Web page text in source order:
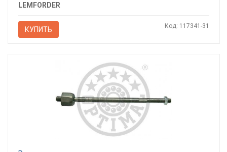
LEMFORDER
КУПИТЬ Код: 117341-31